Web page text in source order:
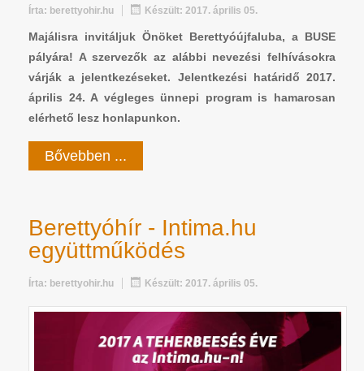
Írta: berettyohir.hu Készült: 2017. április 05.
Majálisra invitáljuk Önöket Berettyóújfaluba, a BUSE
pályára! A szervezők az alábbi nevezési felhívásokra
várják a jelentkezéseket. Jelentkezési határidő 2017.
április 24. A végleges ünnepi program is hamarosan
elérhető lesz honlapunkon.
Bővebben ...
Berettyóhír - Intima.hu
együttműködés
Írta: berettyohir.hu Készült: 2017. április 05.